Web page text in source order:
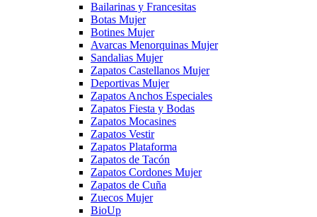
Bailarinas y Francesitas
Botas Mujer
Botines Mujer
Avarcas Menorquinas Mujer
Sandalias Mujer
Zapatos Castellanos Mujer
Deportivas Mujer
Zapatos Anchos Especiales
Zapatos Fiesta y Bodas
Zapatos Mocasines
Zapatos Vestir
Zapatos Plataforma
Zapatos de Tacón
Zapatos Cordones Mujer
Zapatos de Cuña
Zuecos Mujer
BioUp